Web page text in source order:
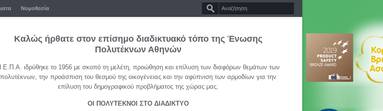
Νομοθεσία
Καλώς ήρθατε στον επίσημο διαδικτυακό τόπο της Ένωσης
Πολυτέκνων Αθηνών
Ε.Π.Α. ιδρύθηκε το 1956 με σκοπό τη μελέτη, προώθηση και επίλυση των διαφόρων θεμάτων των
πολυτέκνων, την προάσπιση του θεσμού της οικογένειας και την αφύπνιση των αρμοδίων για την
επίλυση του δημογραφικού προβλήματος της χώρας μας.
ΟΙ ΠΟΛΥΤΕΚΝΟΙ ΣΤΟ ΔΙΑΔΙΚΤΥΟ